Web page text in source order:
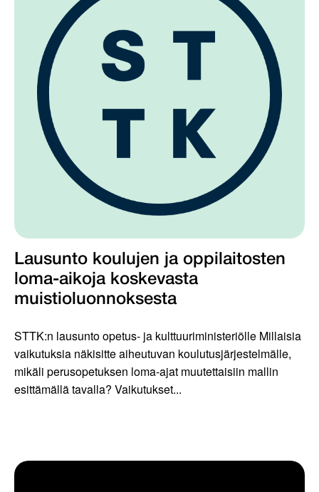
Lausunto koulujen ja oppilaitosten
loma-aikoja koskevasta
muistioluonnoksesta
STTK:n lausunto opetus- ja kulttuuriministeriölle Millaisia
vaikutuksia näkisitte aiheutuvan koulutusjärjestelmälle,
mikäli perusopetuksen loma-ajat muutettaisiin mallin
esittämällä tavalla? Vaikutukset...